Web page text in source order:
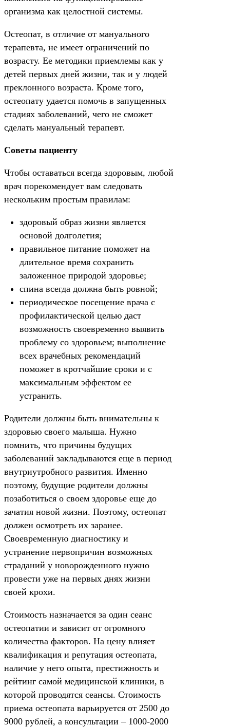
организма как целостной системы.
Остеопат, в отличие от мануального
терапевта, не имеет ограничений по
возрасту. Ее методики приемлемы как у
детей первых дней жизни, так и у людей
преклонного возраста. Кроме того,
остеопату удается помочь в запущенных
стадиях заболеваний, чего не сможет
сделать мануальный терапевт.
Советы пациенту
Чтобы оставаться всегда здоровым, любой
врач порекомендует вам следовать
нескольким простым правилам:
здоровый образ жизни является
основой долголетия;
правильное питание поможет на
длительное время сохранить
заложенное природой здоровье;
спина всегда должна быть ровной;
периодическое посещение врача с
профилактической целью даст
возможность своевременно выявить
проблему со здоровьем; выполнение
всех врачебных рекомендаций
поможет в кротчайшие сроки и с
максимальным эффектом ее
устранить.
Родители должны быть внимательны к
здоровью своего малыша. Нужно
помнить, что причины будущих
заболеваний закладываются еще в период
внутриутробного развития. Именно
поэтому, будущие родители должны
позаботиться о своем здоровье еще до
зачатия новой жизни. Поэтому, остеопат
должен осмотреть их заранее.
Своевременную диагностику и
устранение первопричин возможных
страданий у новорожденного нужно
провести уже на первых днях жизни
своей крохи.
Стоимость назначается за один сеанс
остеопатии и зависит от огромного
количества факторов. На цену влияет
квалификация и репутация остеопата,
наличие у него опыта, престижность и
рейтинг самой медицинской клиники, в
которой проводятся сеансы. Стоимость
приема остеопата варьируется от 2500 до
9000 рублей, а консультации – 1000-2000